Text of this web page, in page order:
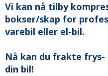
Vi kan nå tilby
bokser/skap for
varebil eller el-bil.
Nå kan du frakte
din bil!